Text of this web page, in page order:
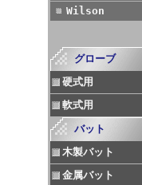
Wilson
グローブ
硬式用
軟式用
バット
木製バット
金属バット